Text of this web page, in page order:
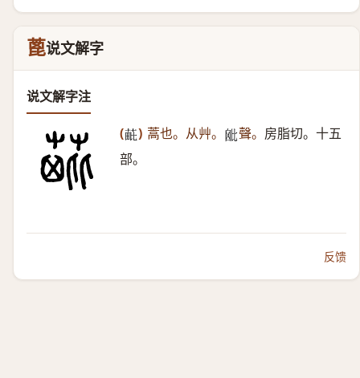
蓖说文解字
说文解字注
(𦳈 ) 蒿也。从艸。 𣬈 聲。 房脂切。十五
部。
反馈